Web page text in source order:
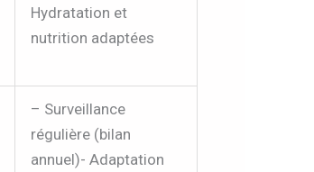
Hydratation et
nutrition adaptées
– Surveillance
régulière (bilan
annuel)- Adaptation